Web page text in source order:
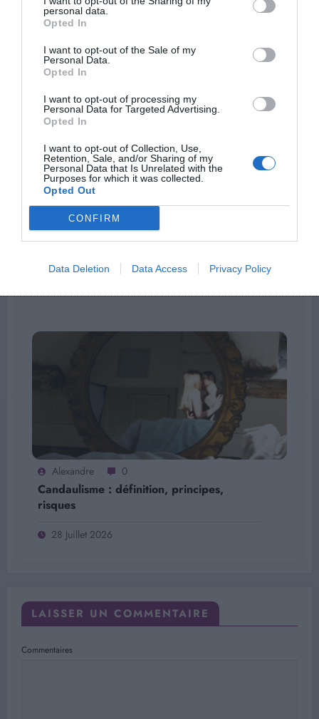
personal data.
Opted In
I want to opt-out of the Sale of my
Personal Data.
Opted In
I want to opt-out of processing my
Personal Data for Targeted Advertising.
Opted In
I want to opt-out of Collection, Use,
Retention, Sale, and/or Sharing of my
Personal Data that Is Unrelated with the
Purposes for which it was collected.
Opted Out
CONFIRM
Data Deletion Data Access Privacy Policy
sexuelle dans un couple ?
28 Juillet 2026
Alexandre
Sexo : tout savoir sur l’orgasme
Alexandre 0
Candaulisme : définition, principes,
risques
28 Juillet 2026
LAISSER UN COMMENTAIRE
Commentaires